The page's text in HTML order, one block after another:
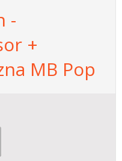
-
+
MB Pop